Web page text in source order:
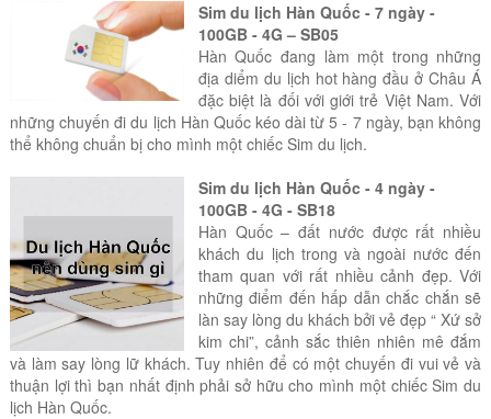
Sim du lịch Hàn Quốc - 7 ngày -
100GB - 4G – SB05
Hàn Quốc đang làm một trong những
địa diểm du lịch hot hàng đầu ở Châu Á
đặc biệt là đối với giới trẻ Việt Nam. Với
những chuyến đi du lịch Hàn Quốc kéo dài từ 5 - 7 ngày, bạn không
thể không chuẩn bị cho mình một chiếc Sim du lịch.
Sim du lịch Hàn Quốc - 4 ngày -
100GB - 4G - SB18
Hàn Quốc – đất nước được rất nhiều
khách du lịch trong và ngoài nước đến
tham quan với rất nhiều cảnh đẹp. Với
những điểm đến hấp dẫn chắc chắn sẽ
làn say lòng du khách bởi vẻ đẹp “ Xứ sở
kim chi”, cảnh sắc thiên nhiên mê đắm
và làm say lòng lữ khách. Tuy nhiên để có một chuyến đi vui vẻ và
thuận lợi thì bạn nhất định phải sở hữu cho mình một chiếc Sim du
lịch Hàn Quốc.